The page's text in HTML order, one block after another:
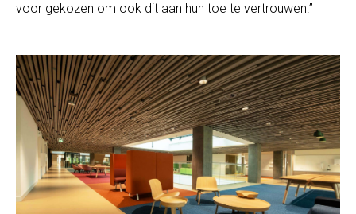
voor gekozen om ook dit aan hun toe te vertrouwen.”